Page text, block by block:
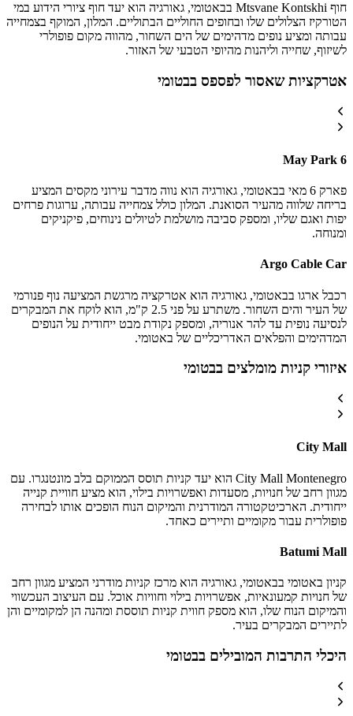
חוף Mtsvane Kontskhi בבאטומי, גאורגיה הוא יעד חוף ציורי הידוע במי
הטורקיז הצלולים שלו ובחופים החוליים הבתוליים. המלון, המוקף בצמחייה
עבותה ומציע נופים מדהימים של הים השחור, מהווה מקום פופולרי
לשיזוף, שחייה וליהנות מהיופי הטבעי של האזור.
אטרקציות שאסור לפספס בבטומי
6 May Park
פארק 6 מאי בבאטומי, גאורגיה הוא נווה מדבר עירוני מקסים המציע
בריחה שלווה מהעיר הסואנת. המלון כולל צמחייה עבותה, ערוגות פרחים
יפות ואגם שליו, ומספק סביבה מושלמת לטיולים נינוחים, פיקניקים
ומנוחה.
Argo Cable Car
רכבל ארגו בבאטומי, גאורגיה הוא אטרקציה מרגשת המציעה נוף פנורמי
של העיר והים השחור. משתרע על פני 2.5 ק"מ, הוא לוקח את המבקרים
לנסיעה נופית עד להר אנוריה, ומספק נקודת מבט ייחודית על הנופים
המדהימים והפלאים האדריכליים של באטומי.
איזורי קניות מומלצים בבטומי
City Mall
City Mall Montenegro הוא יעד קניות תוסס הממוקם בלב מונטנגרו. עם
מגוון רחב של חנויות, מסעדות ואפשרויות בילוי, הוא מציע חוויית קנייה
ייחודית. הארכיטקטורה המודרנית והמיקום הנוח הופכים אותו לבחירה
פופולרית עבור מקומיים ותיירים כאחד.
Batumi Mall
קניון באטומי בבאטומי, גאורגיה הוא מרכז קניות מודרני המציע מגוון רחב
של חנויות קמעונאיות, אפשרויות בילוי וחוויות אוכל. עם העיצוב העכשווי
והמיקום הנוח שלו, הוא מספק חווית קניות תוססת ומהנה הן למקומיים והן
לתיירים המבקרים בעיר.
היכלי התרבות המובילים בבטומי